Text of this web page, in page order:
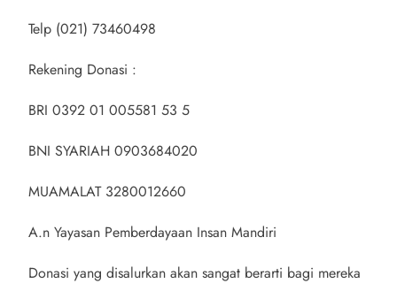
Telp (021) 73460498
Rekening Donasi :
BRI 0392 01 005581 53 5
BNI SYARIAH 0903684020
MUAMALAT 3280012660
A.n Yayasan Pemberdayaan Insan Mandiri
Donasi yang disalurkan akan sangat berarti bagi mereka